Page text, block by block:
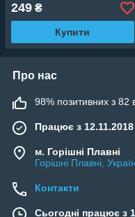
249 ₴
Купити
Про нас
98% позитивних з 82
Працює з 12.11.2018
м. Горішні Плавні
Горішні Плавні,
Контакти
Сьогодні працює з